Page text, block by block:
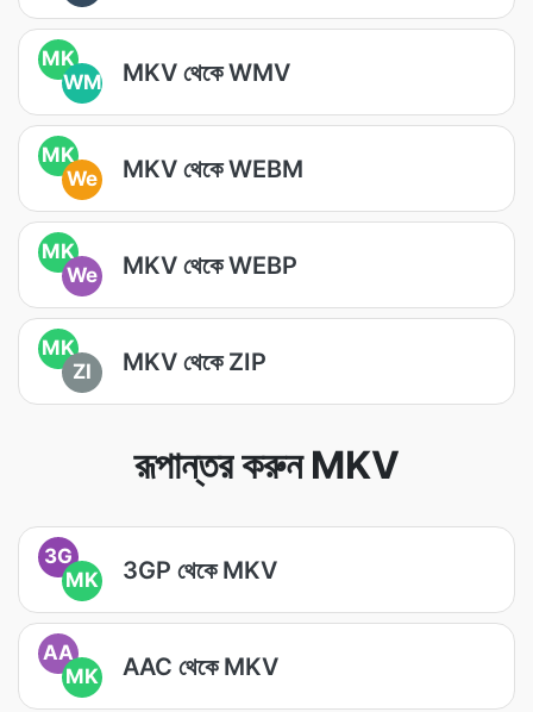
MK
WM
MKV থেকে WMV
MK
We
MKV থেকে WEBM
MK
We
MKV থেকে WEBP
MK
ZI
MKV থেকে ZIP
রূপান্তর করুন MKV
3G
MK
3GP থেকে MKV
AA
MK
AAC থেকে MKV